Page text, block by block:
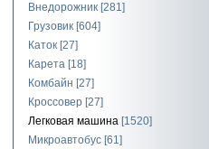
Внедорожник [281]
Грузовик [604]
Каток [27]
Карета [18]
Комбайн [27]
Кроссовер [27]
Легковая машина [1520]
Микроавтобус [61]